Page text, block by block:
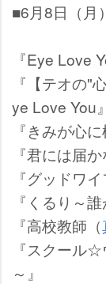
■6月8日（月）
『Eye Love
『【テオの"
ye Love You
『きみが心
『君には届か
『グッドワイ
『くるり～
『高校教師（
『スクール
～』